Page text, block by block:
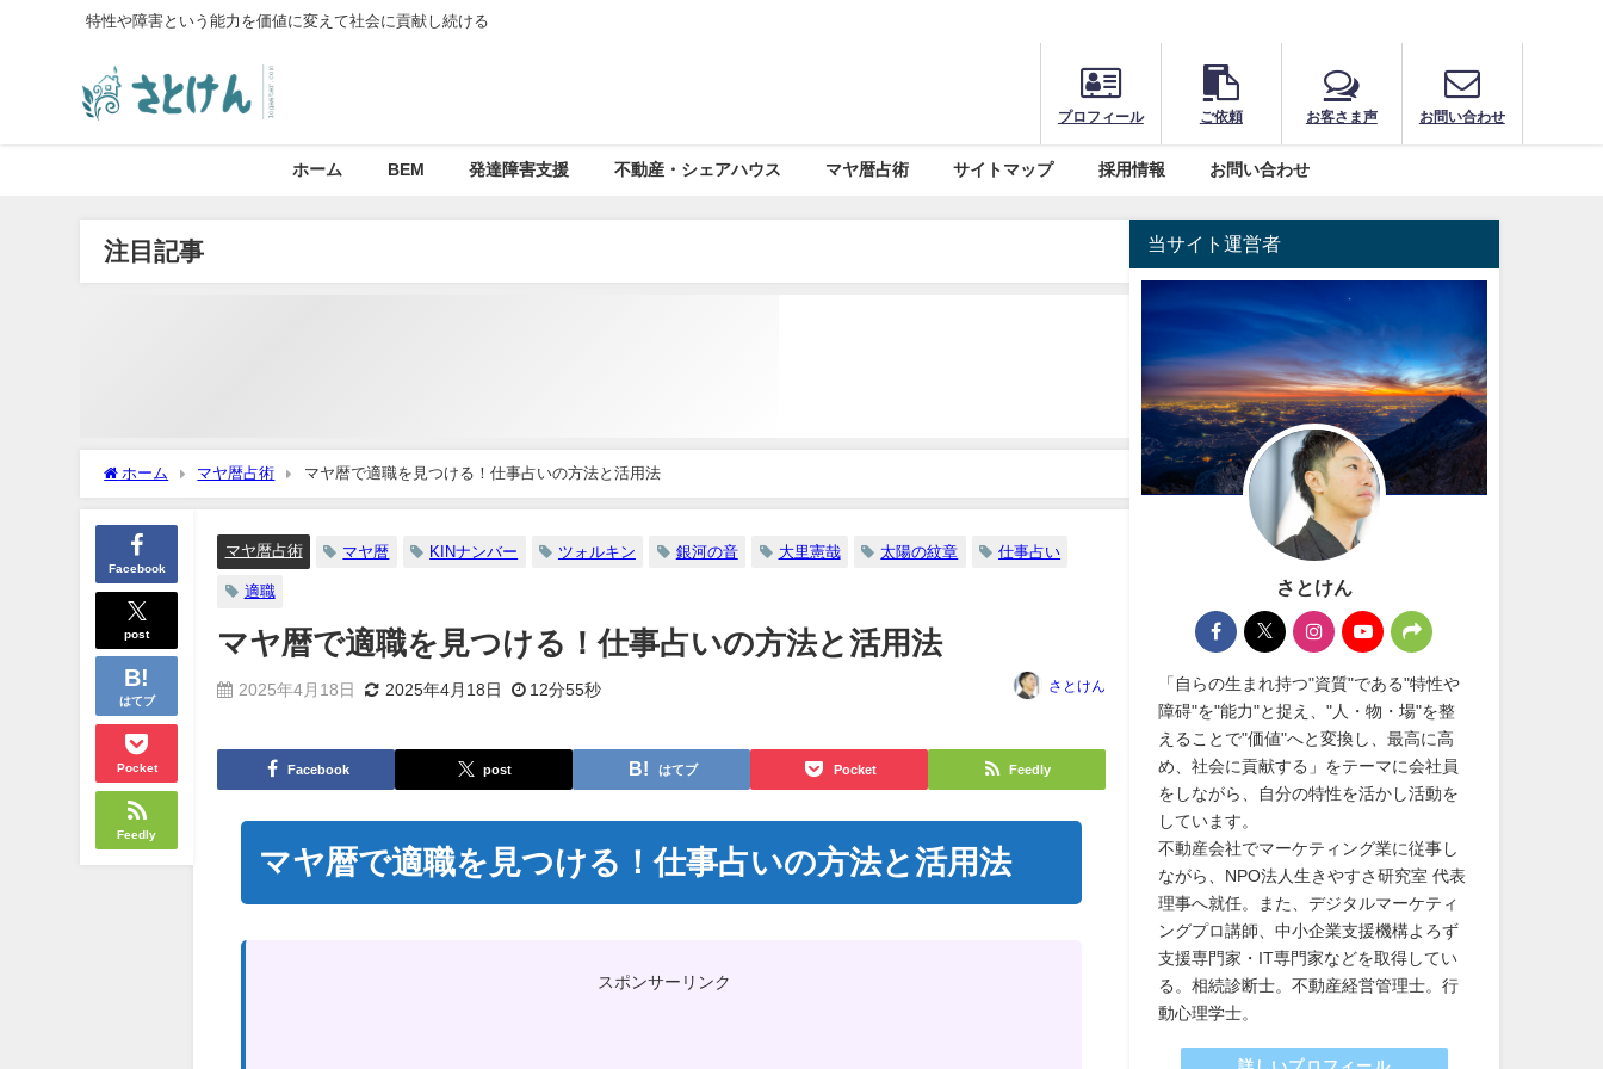
特性や障害という能力を価値に変えて社会に貢献し続ける
プロフィール ご依頼 お客さま声 お問い合わせ
ホーム BEM 発達障害支援 不動産・シェアハウス マヤ暦占術 サイトマップ 採用情報 お問い合わせ
注目記事
ホーム マヤ暦占術 マヤ暦で適職を見つける！仕事占いの方法と活用法
Facebook
post
はてブ
Pocket
Feedly
マヤ暦占術 マヤ暦 KINナンバー ツォルキン 銀河の音 大里憲哉 太陽の紋章 仕事占い
適職
マヤ暦で適職を見つける！仕事占いの方法と活用法
2025年4月18日 2025年4月18日 12分55秒 さとけん
Facebook post はてブ Pocket Feedly
マヤ暦で適職を見つける！仕事占いの方法と活用法
スポンサーリンク
当サイト運営者
さとけん
「自らの生まれ持つ"資質"である"特性や
障碍"を"能力"と捉え、"人・物・場"を整
えることで"価値"へと変換し、最高に高
め、社会に貢献する」をテーマに会社員
をしながら、自分の特性を活かし活動を
しています。
不動産会社でマーケティング業に従事し
ながら、NPO法人生きやすさ研究室 代表
理事へ就任。また、デジタルマーケティ
ングプロ講師、中小企業支援機構よろず
支援専門家・IT専門家などを取得してい
る。相続診断士。不動産経営管理士。行
動心理学士。